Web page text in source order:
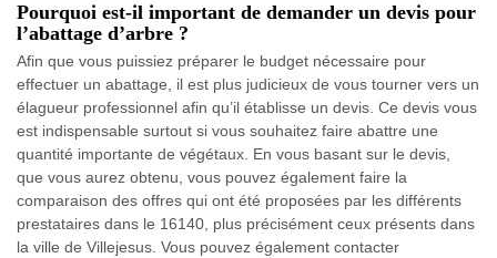
Pourquoi est-il important de demander un devis pour
l’abattage d’arbre ?
Afin que vous puissiez préparer le budget nécessaire pour
effectuer un abattage, il est plus judicieux de vous tourner vers un
élagueur professionnel afin qu’il établisse un devis. Ce devis vous
est indispensable surtout si vous souhaitez faire abattre une
quantité importante de végétaux. En vous basant sur le devis,
que vous aurez obtenu, vous pouvez également faire la
comparaison des offres qui ont été proposées par les différents
prestataires dans le 16140, plus précisément ceux présents dans
la ville de Villejesus. Vous pouvez également contacter